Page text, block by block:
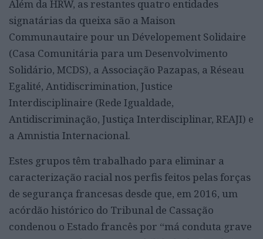
Além da HRW, as restantes quatro entidades
signatárias da queixa são a Maison
Communautaire pour un Dévelopement Solidaire
(Casa Comunitária para um Desenvolvimento
Solidário, MCDS), a Associação Pazapas, a Réseau
Egalité, Antidiscrimination, Justice
Interdisciplinaire (Rede Igualdade,
Antidiscriminação, Justiça Interdisciplinar, REAJI) e
a Amnistia Internacional.
Estes grupos têm trabalhado para eliminar a
caracterização racial nos perfis feitos pelas forças
de segurança francesas desde que, em 2016, um
acórdão histórico do Tribunal de Cassação
condenou o Estado francês por “má conduta grave